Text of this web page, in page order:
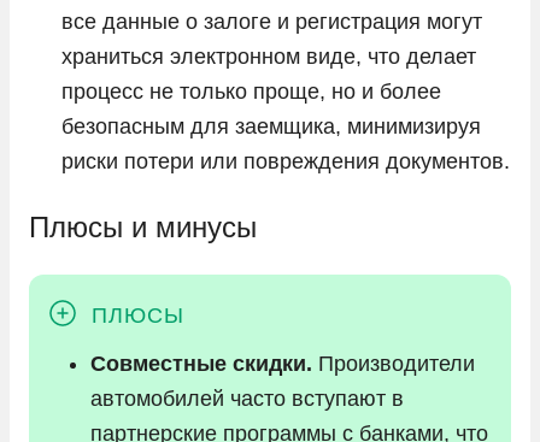
все данные о залоге и регистрация могут
храниться электронном виде, что делает
процесс не только проще, но и более
безопасным для заемщика, минимизируя
риски потери или повреждения документов.
Плюсы и минусы
Совместные скидки. Производители
автомобилей часто вступают в
партнерские программы с банками, что